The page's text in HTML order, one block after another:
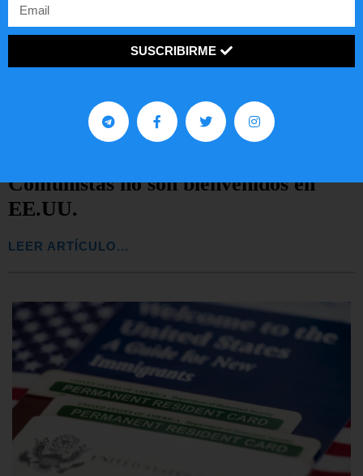
Comunistas no son bienvenidos en
EE.UU.
LEER ARTÍCULO...
SUSCRIBIRME